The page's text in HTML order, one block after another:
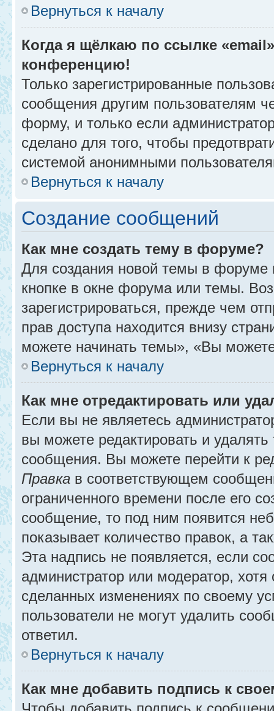
Вернуться к началу
Когда я щёлкаю по ссылке
конференцию!
Только зарегистрированные
сообщения другим пользователям
форму, и только если
сделано для того, чтобы
системой анонимными
Вернуться к началу
Создание сообщений
Как мне создать тему в форуме?
Для создания новой темы в форуме
кнопке в окне форума или темы.
зарегистрироваться, прежде чем
прав доступа находится внизу
можете начинать темы», «Вы
Вернуться к началу
Как мне отредактировать или
Если вы не являетесь
вы можете редактировать и
сообщения. Вы можете перейти к
Правка в соответствующем
ограниченного времени после его
сообщение, то под ним появится
показывает количество правок, а
Эта надпись не появляется, если
администратор или модератор,
сделанных изменениях по своему
пользователи не могут удалить
ответил.
Вернуться к началу
Как мне добавить подпись к